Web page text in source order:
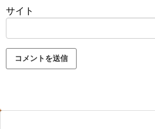
サイト